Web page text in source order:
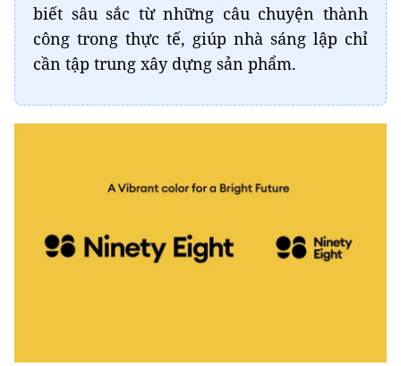
biết sâu sắc từ những câu chuyện thành
công trong thực tế, giúp nhà sáng lập chỉ
cần tập trung xây dựng sản phẩm.